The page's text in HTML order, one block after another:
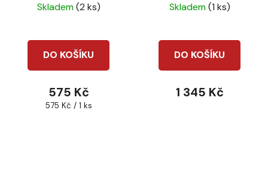
Skladem(2 ks)
DO KOŠÍKU
575 Kč
Měrná
575 Kč / 1 ks
Skladem(1 ks)
DO KOŠÍKU
1 345 Kč